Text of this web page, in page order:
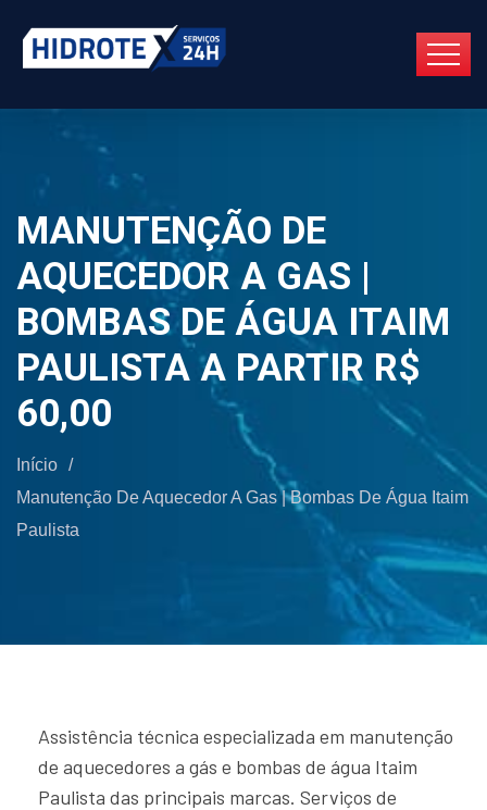
MANUTENÇÃO DE
AQUECEDOR A GAS |
BOMBAS DE ÁGUA ITAIM
PAULISTA A PARTIR R$
60,00
Início /
Manutenção De Aquecedor A Gas | Bombas De Água Itaim
Paulista
Assistência técnica especializada em manutenção
de aquecedores a gás e bombas de água Itaim
Paulista das principais marcas. Serviços de